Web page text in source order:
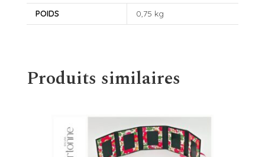
POIDS 0,75 kg
Produits similaires